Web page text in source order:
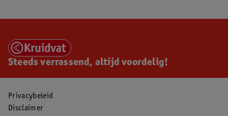
Steeds verrassend, altijd voordelig!
Privacybeleid
Disclaimer